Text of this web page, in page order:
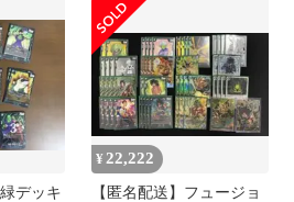
デッキ
¥ 22,222
【匿名配送】フュージョ